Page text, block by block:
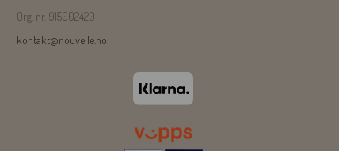
Org. nr. 915002420
kontakt@nouvelle.no